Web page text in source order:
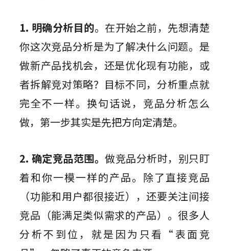
1. 明确分析目的。在开始之前，先想清楚
你这次竞品分析是为了解决什么问题。是
做新产品找机会，还是优化现有功能，或
者拆解竞对策略？目标不同，分析重点就
完全不一样。换句话说，竞品分析怎么
做，第一步其实是先把方向定清楚。
2. 确定竞品范围。做竞品分析时，别只盯
着和你一模一样的产品。除了直接竞品
（功能和用户都很接近），还要关注间接
竞品（能满足类似需求的产品）。很多人
分析不到位，就是因为只看“表面竞